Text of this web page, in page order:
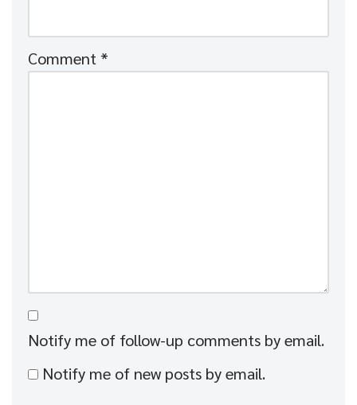
Comment *
Notify me of follow-up comments by email.
Notify me of new posts by email.